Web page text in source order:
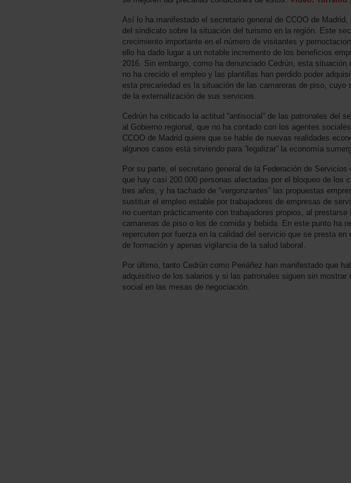
Así lo ha manifestado el secretario general de CCOO de
del sindicato sobre la situación del turismo en la región. Este
crecimiento importante en el número de visitantes y
ello ha dado lugar a un notable incremento de los beneficios
2016. Sin embargo, como ha denunciado Cedrún, esta
no ha crecido el empleo y las plantillas han perdido poder
esta precariedad es la situación de las camareras de piso,
de la externalización de sus servicios.
Cedrún ha criticado la actitud “antisocial” de las patronales del
al Gobierno regional, que no ha contado con los agentes
CCOO de Madrid quiere que se hable de nuevas realidades
algunos casos está sirviendo para “legalizar” la economía
Por su parte, el secretario general de la Federación de
que hay casi 200.000 personas afectadas por el bloqueo de los
tres años, y ha tachado de “vergonzantes” las propuestas
sustituir el empleo estable por trabajadores de empresas de
no cuentan prácticamente con trabajadores propios, al
camareras de piso o los de comida y bebida. En este punto ha
repercuten por fuerza en la calidad del servicio que se presta
de formación y apenas vigilancia de la salud laboral.
Por último, tanto Cedrún como Periáñez han manifestado que
adquisitivo de los salarios y si las patronales siguen sin
social en las mesas de negociación.